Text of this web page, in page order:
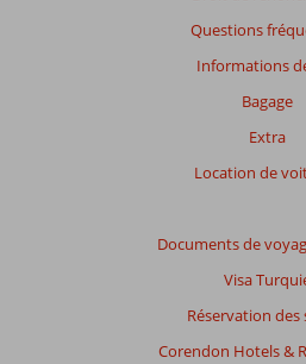
Questions
Informations
Bagage
Extra
Location de
Documents de
Visa
Réservation des
Corendon Hotels &